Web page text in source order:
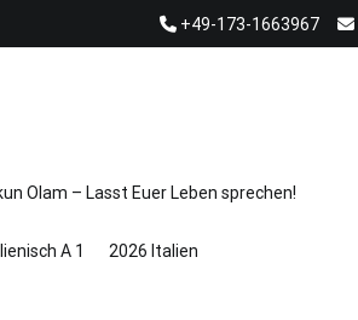
+49-173-1663967
Olam – Lasst Euer Leben sprechen!
A 1 2026 Italien